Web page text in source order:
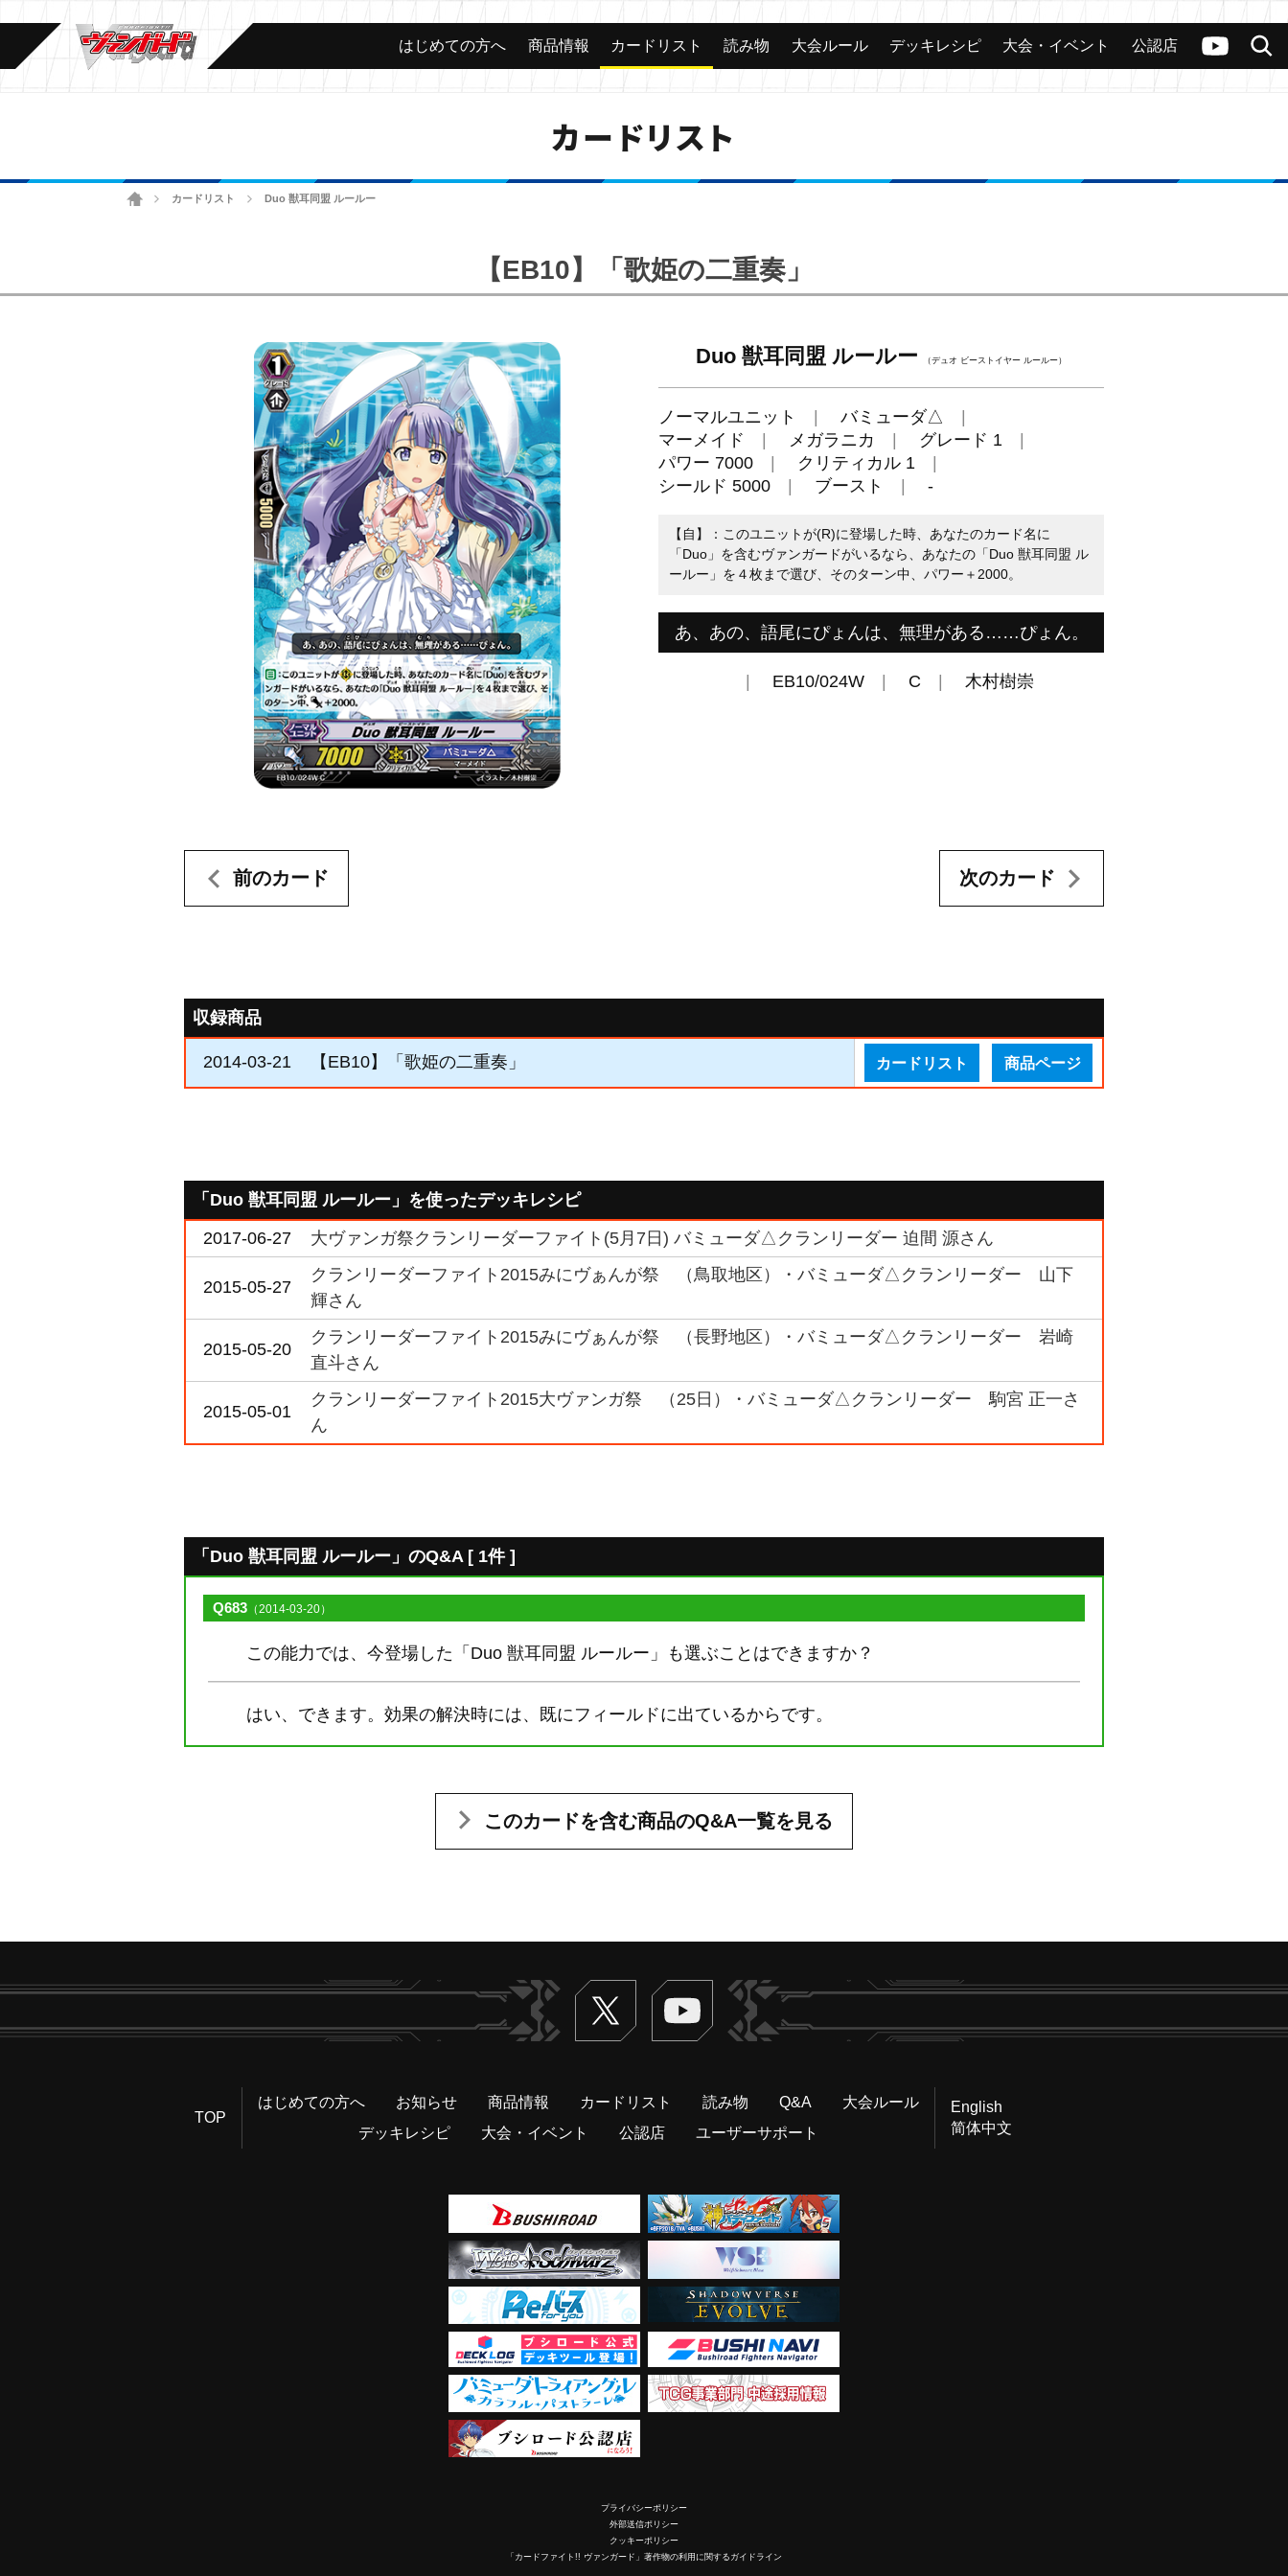
ヴァンガードch
検索
カード 大会 公認店舗 その他
はじめての方へ 商品情報 カードリスト 読み物 大会ルール デッキレシピ 大会・イベント 公認店
カードリスト
ホームカードリスト Duo 獣耳同盟 ルールー
【EB10】「歌姫の二重奏」
Duo 獣耳同盟 ルールー （デュオ ビーストイヤー ルールー）
ノーマルユニット
バミューダ△
マーメイド
メガラニカ
グレード 1
パワー 7000
クリティカル 1
シールド 5000
ブースト -
【自】：このユニットが(R)に登場した時、あなたのカード名に
「Duo」を含むヴァンガードがいるなら、あなたの「Duo 獣耳同盟 ル
ールー」を４枚まで選び、そのターン中、パワー＋2000。
あ、あの、語尾にぴょんは、無理がある……ぴょん。
EB10/024W C 木村樹崇
前のカード 次のカード
収録商品
2014-03-21 【EB10】「歌姫の二重奏」 カードリスト 商品ページ
「Duo 獣耳同盟 ルールー」を使ったデッキレシピ
2017-06-27
大ヴァンガ祭クランリーダーファイト(5月7日) バミューダ△クランリーダー 迫間 源さん
2015-05-27
クランリーダーファイト2015みにヴぁんが祭 （鳥取地区）・バミューダ△クランリーダー 山下
輝さん
2015-05-20
クランリーダーファイト2015みにヴぁんが祭 （長野地区）・バミューダ△クランリーダー 岩崎
直斗さん
2015-05-01
クランリーダーファイト2015大ヴァンガ祭 （25日）・バミューダ△クランリーダー 駒宮 正一さ
ん
「Duo 獣耳同盟 ルールー」のQ&A [ 1件 ]
Q683 （2014-03-20）
この能力では、今登場した「Duo 獣耳同盟 ルールー」も選ぶことはできますか？
はい、できます。効果の解決時には、既にフィールドに出ているからです。
このカードを含む商品のQ&A一覧を見る
Twitter ヴァンガードch
TOP
はじめての方へ お知らせ 商品情報 カードリスト 読み物 Q&A
大会ルール
デッキレシピ
大会・イベント 公認店 ユーザーサポート
English
简体中文
プライバシーポリシー
外部送信ポリシー
クッキーポリシー
「カードファイト!! ヴァンガード」著作物の利用に関するガイドライン